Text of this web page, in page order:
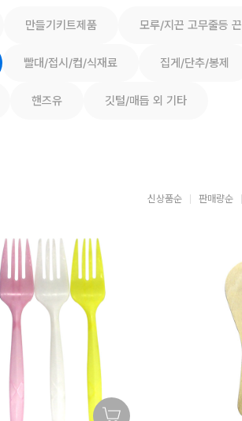
만들기키트제품 모루/지끈 고무줄등 끈
빨대/접시/컵/식재료 집게/단추/봉제
핸즈유 깃털/매듭 외 기타
신상품순 판매량순